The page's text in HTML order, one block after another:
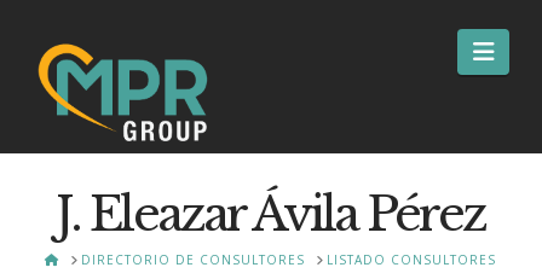
J. Eleazar Ávila Pérez
HOMEDIRECTORIO DE CONSULTORES LISTADO CONSULTORES